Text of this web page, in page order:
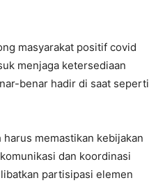
masyarakat positif covid
menjaga ketersediaan
benar hadir di saat seperti
memastikan kebijakan
dan koordinasi
partisipasi elemen